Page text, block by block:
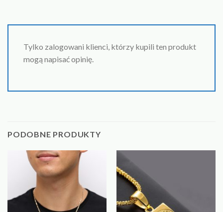
Tylko zalogowani klienci, którzy kupili ten produkt
mogą napisać opinię.
PODOBNE PRODUKTY